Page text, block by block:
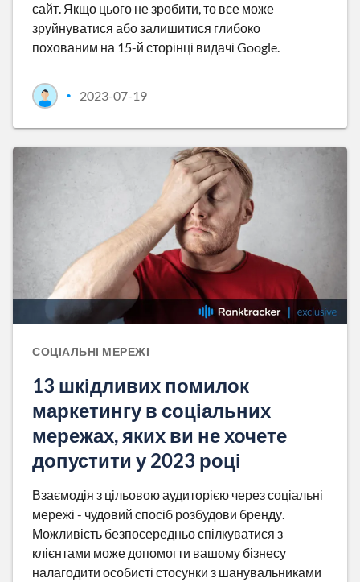
сайт. Якщо цього не зробити, то все може
зруйнуватися або залишитися глибоко
похованим на 15-й сторінці видачі Google.
• 2023-07-19
СОЦІАЛЬНІ МЕРЕЖІ
13 шкідливих помилок
маркетингу в соціальних
мережах, яких ви не хочете
допустити у 2023 році
Взаємодія з цільовою аудиторією через соціальні
мережі - чудовий спосіб розбудови бренду.
Можливість безпосередньо спілкуватися з
клієнтами може допомогти вашому бізнесу
налагодити особисті стосунки з шанувальниками